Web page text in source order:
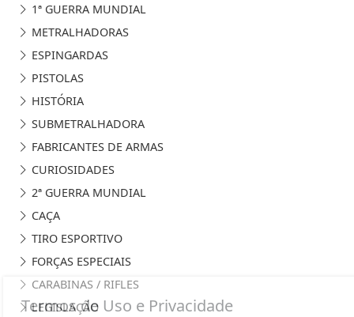
1ª GUERRA MUNDIAL
METRALHADORAS
ESPINGARDAS
PISTOLAS
HISTÓRIA
SUBMETRALHADORA
FABRICANTES DE ARMAS
CURIOSIDADES
2ª GUERRA MUNDIAL
CAÇA
TIRO ESPORTIVO
FORÇAS ESPECIAIS
CARABINAS / RIFLES
LEGISLAÇÃO
Termos de Uso e Privacidade